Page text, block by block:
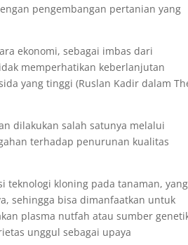
pengembangan pertanian yang
ekonomi, sebagai imbas dari
memperhatikan keberlanjutan
yang tinggi (Ruslan Kadir dalam
dilakukan salah satunya melalui
terhadap penurunan kualitas
teknologi kloning pada tanaman, yang
sehingga bisa dimanfaatkan untuk
plasma nutfah atau sumber
unggul sebagai upaya